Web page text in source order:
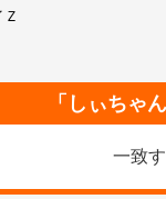
「 しぃちゃ
一致